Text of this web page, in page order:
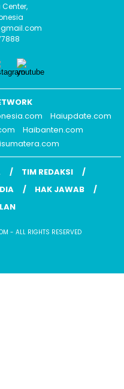
Haiupdate.com
Haibanten.com
TIM REDAKSI
HAK JAWAB
- ALL RIGHTS RESERVED